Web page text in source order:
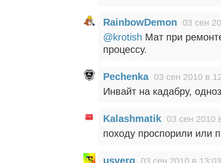
RainbowDemon 03 сен
@krotish Мат при
процессу.
Pechenka 03 сен 2010 в
Инвайт на кадабру,
Kalashmatik 03 сен 2010
походу проспорили или
usverg 03 сен 2010 в 13:03